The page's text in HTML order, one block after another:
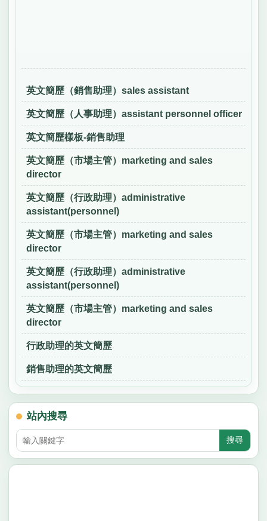
英文簡歷（銷售助理）sales assistant
英文簡歷（人事助理）assistant personnel officer
英文簡歷樣板-銷售助理
英文簡歷（市場主管）marketing and sales
director
英文簡歷（行政助理）administrative
assistant(personnel)
英文簡歷（市場主管）marketing and sales
director
英文簡歷（行政助理）administrative
assistant(personnel)
英文簡歷（市場主管）marketing and sales
director
行政助理的英文簡歷
銷售助理的英文簡歷
站內搜尋